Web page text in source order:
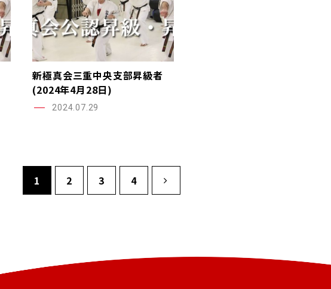
新極真会三重中央支部昇級者
(2024年4月28日)
2024.07.29
1 2 3 4